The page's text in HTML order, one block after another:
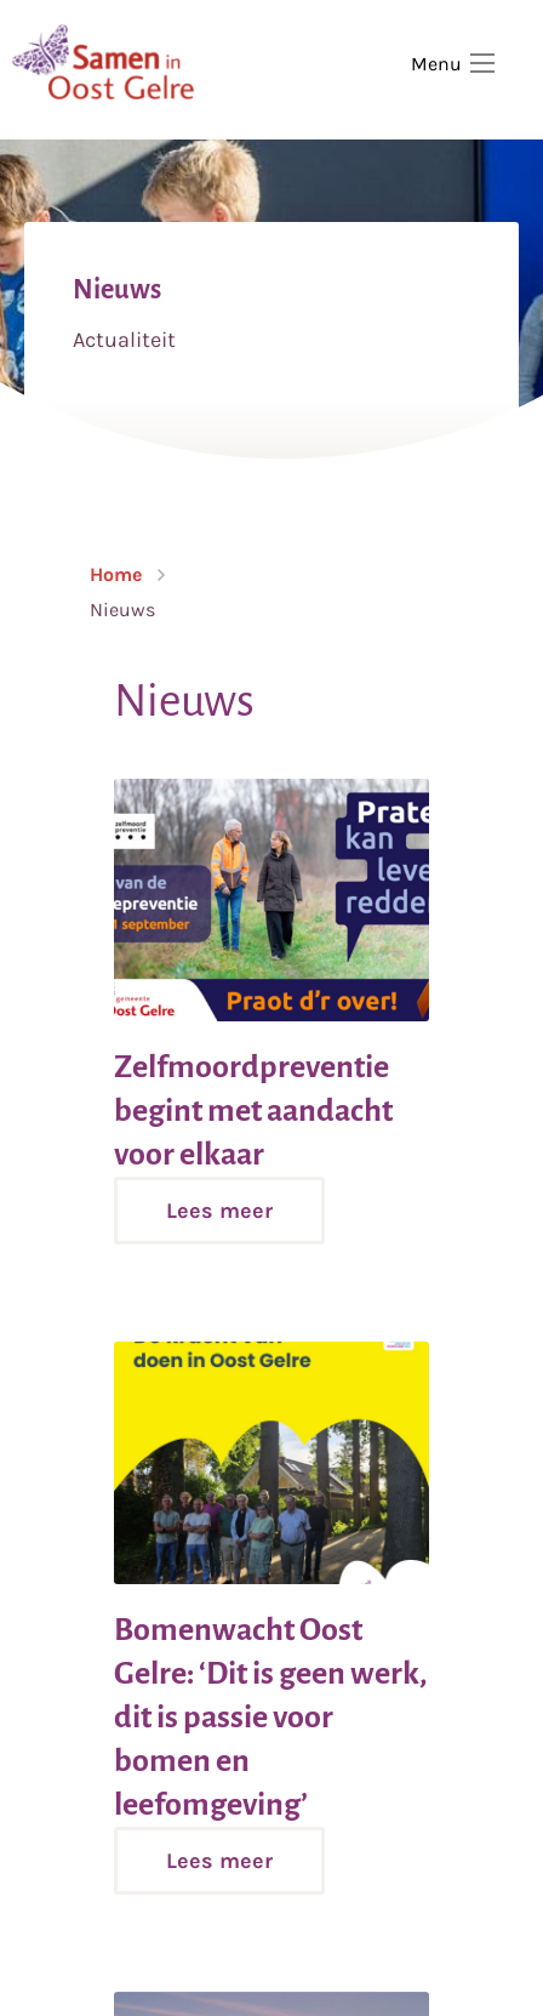
Menu
Nieuws
Actualiteit
Home
Nieuws
Nieuws
Zelfmoordpreventie
begint met aandacht
voor elkaarLees
Lees meer
Bomenwacht Oost
Gelre: ‘Dit is geen werk,
dit is passie voor
bomen en
leefomgeving’
Lees meer